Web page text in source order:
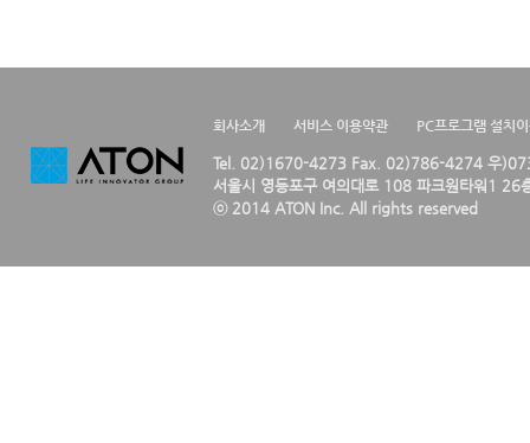
회사소개 서비스 이용약관 PC프로그램 설치
Tel. 02)1670-4273 Fax. 02)786-4274 우
서울시 영등포구 여의대로 108 파크원타워1 26
ⓒ 2014 ATON Inc. All rights reserved